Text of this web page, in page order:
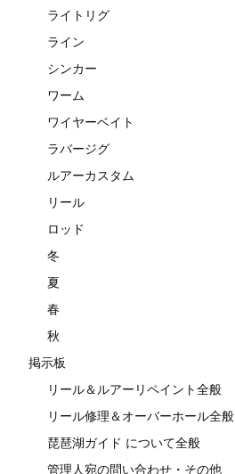
ライトリグ
ライン
シンカー
ワーム
ワイヤーベイト
ラバージグ
ルアーカスタム
リール
ロッド
冬
夏
春
秋
掲示板
リール＆ルアーリペイント全般
リール修理＆オーバーホール全般
琵琶湖ガイド について全般
管理人宛の問い合わせ・その他